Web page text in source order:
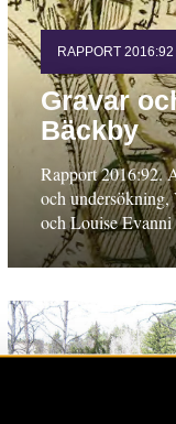
RAPPORT 2016:92
Gravar
Bäckby
Rapport 2016:92.
och undersökning,
och Louise